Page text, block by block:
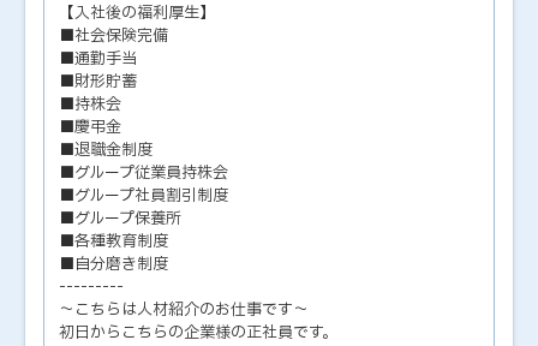
【入社後の福利厚生】
■社会保険完備
■通勤手当
■財形貯蓄
■持株会
■慶弔金
■退職金制度
■グループ従業員持株会
■グループ社員割引制度
■グループ保養所
■各種教育制度
■自分磨き制度
---------
～こちらは人材紹介のお仕事です～
初日からこちらの企業様の正社員です。